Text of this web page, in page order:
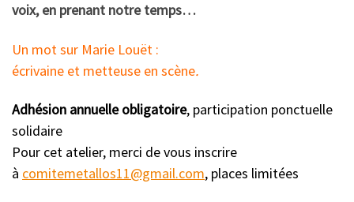
voix, en prenant notre temps…
Un mot sur Marie Louët :
écrivaine et metteuse en scène.
Adhésion annuelle obligatoire, participation ponctuelle
solidaire
Pour cet atelier, merci de vous inscrire
à comitemetallos11@gmail.com, places limitées